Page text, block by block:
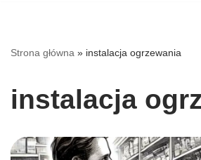
Strona główna » instalacja ogrzewania
instalacja